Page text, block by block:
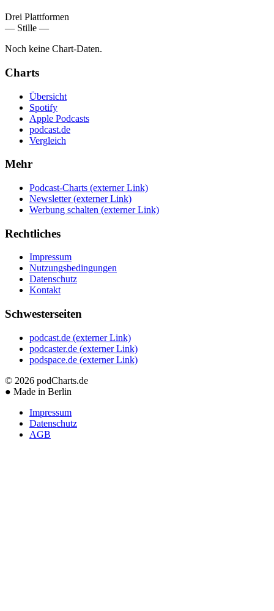
Drei Plattformen
— Stille —
Noch keine Chart-Daten.
Charts
Übersicht
Spotify
Apple Podcasts
podcast.de
Vergleich
Mehr
Podcast-Charts (externer Link)
Newsletter (externer Link)
Werbung schalten (externer Link)
Rechtliches
Impressum
Nutzungsbedingungen
Datenschutz
Kontakt
Schwesterseiten
podcast.de (externer Link)
podcaster.de (externer Link)
podspace.de (externer Link)
© 2026 podCharts.de
● Made in Berlin
Impressum
Datenschutz
AGB